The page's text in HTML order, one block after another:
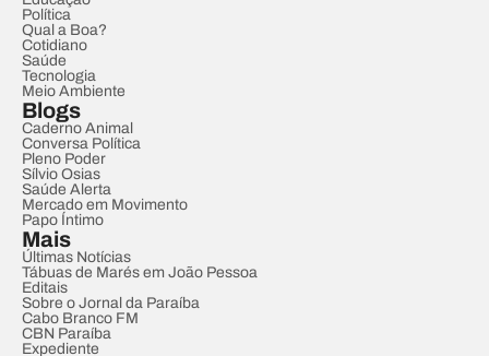
Política
Qual a Boa?
Cotidiano
Saúde
Tecnologia
Meio Ambiente
Blogs
Caderno Animal
Conversa Política
Pleno Poder
Sílvio Osias
Saúde Alerta
Mercado em Movimento
Papo Íntimo
Mais
Últimas Notícias
Tábuas de Marés em João Pessoa
Editais
Sobre o Jornal da Paraíba
Cabo Branco FM
CBN Paraíba
Expediente